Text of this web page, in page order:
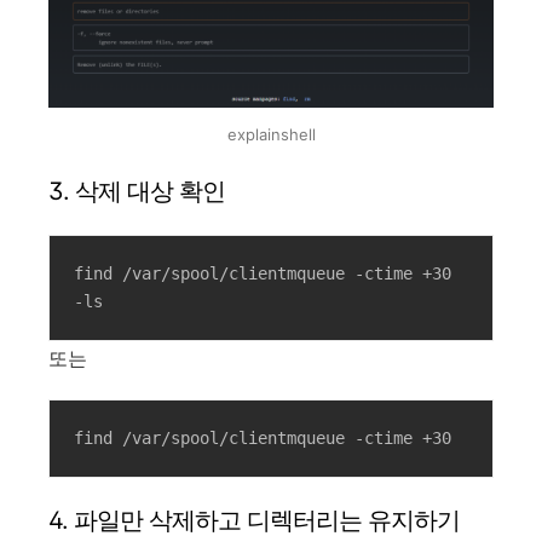
explainshell
3. 삭제 대상 확인
find /var/spool/clientmqueue -ctime +30
-ls
또는
find /var/spool/clientmqueue -ctime +30
4. 파일만 삭제하고 디렉터리는 유지하기